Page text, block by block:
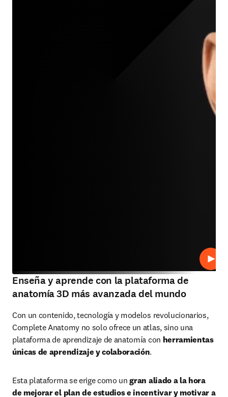
Enseña y aprende con la plataforma de
anatomía 3D más avanzada del mundo
Con un contenido, tecnología y modelos revolucionarios,
Complete Anatomy no solo ofrece un atlas, sino una
plataforma de aprendizaje de anatomía con herramientas
únicas de aprendizaje y colaboración.
Esta plataforma se erige como un gran aliado a la hora
de mejorar el plan de estudios e incentivar y motivar a